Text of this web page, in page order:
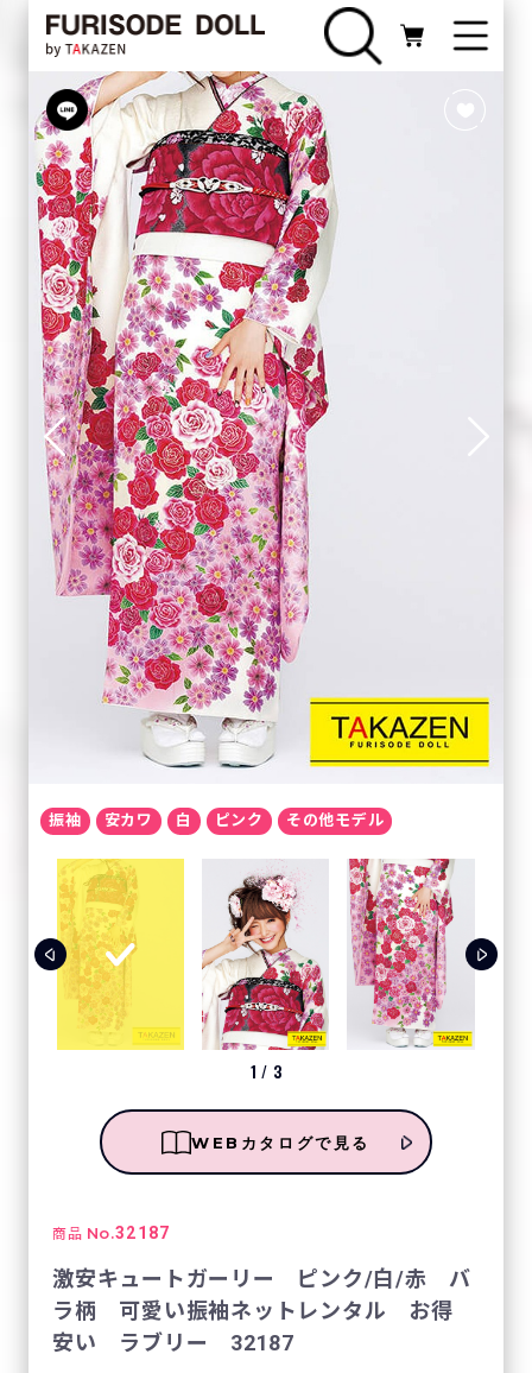
振袖 安カワ 白 ピンク その他モデル
1 / 3
WEBカタログで見る
商品 No.32187
激安キュートガーリー ピンク/白/赤 バ
ラ柄 可愛い振袖ネットレンタル お得
安い ラブリー 32187